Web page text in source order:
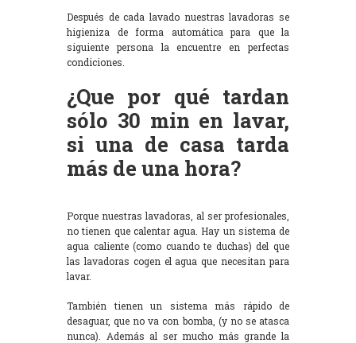
Después de cada lavado nuestras lavadoras se
higieniza de forma automática para que la
siguiente persona la encuentre en perfectas
condiciones.
¿Que por qué tardan
sólo 30 min en lavar,
si una de casa tarda
más de una hora?
Porque nuestras lavadoras, al ser profesionales,
no tienen que calentar agua. Hay un sistema de
agua caliente (como cuando te duchas) del que
las lavadoras cogen el agua que necesitan para
lavar.
También tienen un sistema más rápido de
desaguar, que no va con bomba, (y no se atasca
nunca). Además al ser mucho más grande la